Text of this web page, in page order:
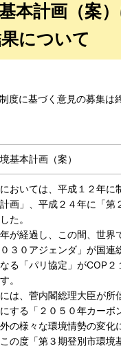
本計画（案
について
度に基づく意見の募集は
基本計画（案）
おいては、平成１２年に
計画」、平成２４年に「
た。
が経過し、この間、世界
３０アジェンダ」が国
る「パリ協定」がCOP
。
は、菅内閣総理大臣が所
する「２０５０年カーボ
の様々な環境情勢の変化
の度「第３期登別市環境